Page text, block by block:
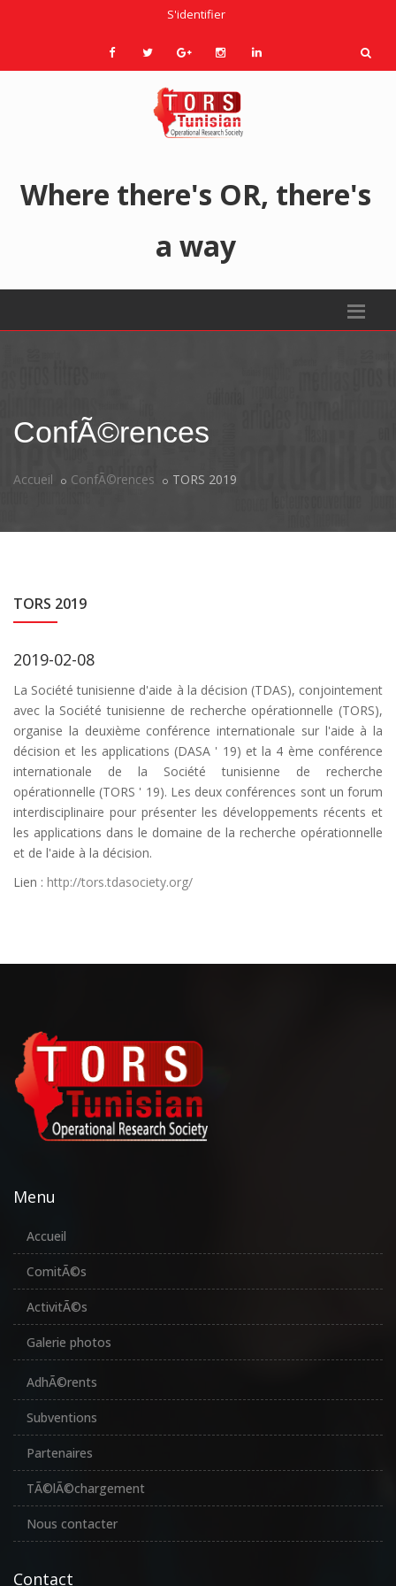
S'identifier
Where there's OR, there's
a way
ConfÃ©rences
Accueil ConfÃ©rences TORS 2019
TORS 2019
2019-02-08
La Société tunisienne d'aide à la décision (TDAS), conjointement
avec la Société tunisienne de recherche opérationnelle (TORS),
organise la deuxième conférence internationale sur l'aide à la
décision et les applications (DASA ' 19) et la 4 ème conférence
internationale de la Société tunisienne de recherche
opérationnelle (TORS ' 19). Les deux conférences sont un forum
interdisciplinaire pour présenter les développements récents et
les applications dans le domaine de la recherche opérationnelle
et de l'aide à la décision.
Lien : http://tors.tdasociety.org/
Menu
Accueil
ComitÃ©s
ActivitÃ©s
Galerie photos
AdhÃ©rents
Subventions
Partenaires
TÃ©lÃ©chargement
Nous contacter
Contact